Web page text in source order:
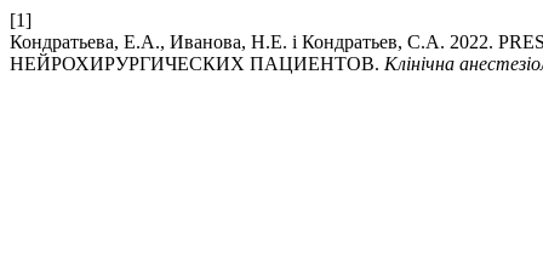
[1]
Кондратьева, Е.А., Иванова, Н.Е. і Кондратьев, С.А.
НЕЙРОХИРУРГИЧЕСКИХ ПАЦИЕНТОВ. Клінічна